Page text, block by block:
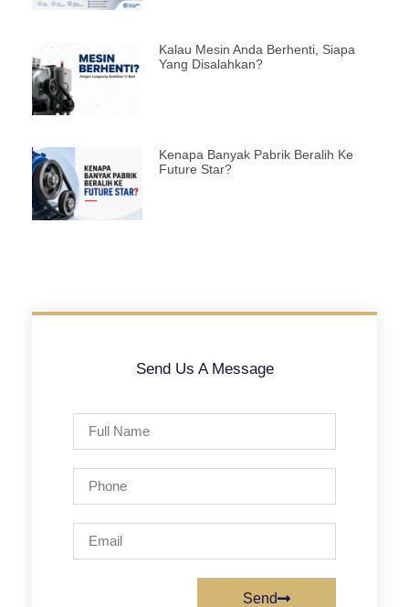
Kalau Mesin Anda Berhenti, Siapa
Yang Disalahkan?
Kenapa Banyak Pabrik Beralih Ke
Future Star?
Send Us A Message
Send